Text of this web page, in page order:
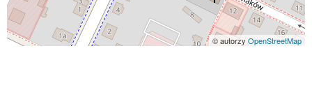
© autorzy OpenStreetMap